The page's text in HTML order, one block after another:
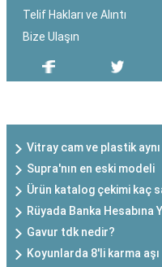
Telif Hakları ve Alıntı
Bize Ulaşın
Vitray cam ve plastik aynı
Supra'nın en eski modeli
Ürün katalog çekimi kaç
Rüyada Banka Hesabına
Gavur tdk nedir?
Koyunlarda 8'li karma